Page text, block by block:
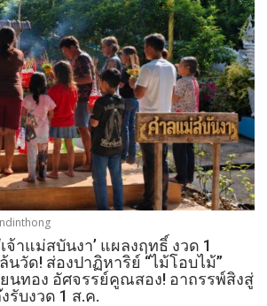
จ้าแม่สบันงา’ แผลงฤทธิ์ งวด 1
วัด!​ ส่องปาฏิหาริย์ “ไม้โอบไม้”
นทอง อัศจรรย์คูณสอง! อาถรรพ์สิงสู่
รับงวด 1 ส.ค.​